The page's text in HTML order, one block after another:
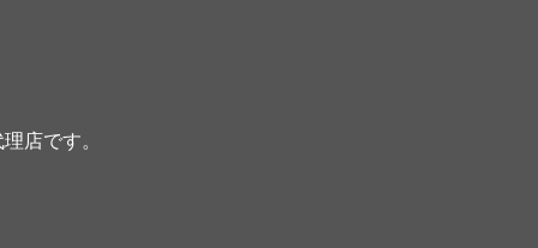
店です。